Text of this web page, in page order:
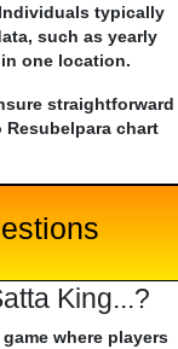
typically
such as yearly
one location.
straightforward
chart
King...?
where players